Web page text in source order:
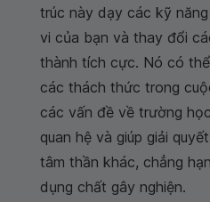
trúc này dạy các kỹ
vi của bạn và thay đổi
thành tích cực. Nó có
các thách thức trong
các vấn đề về trường
quan hệ và giúp giải
tâm thần khác, chẳng
dụng chất gây nghiện.